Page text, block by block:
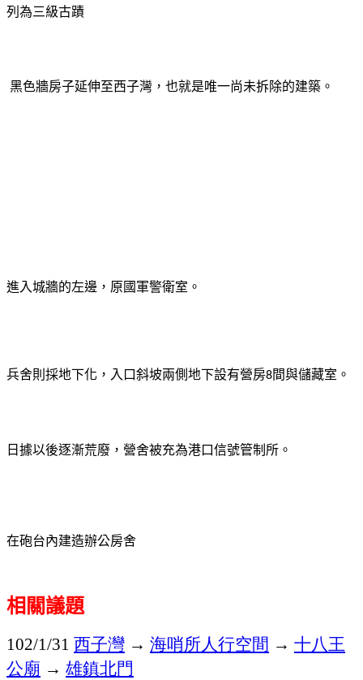
列為三級古蹟
黑色牆房子延伸至西子灣，也就是唯一尚未拆除的建築。
進入城牆的左邊， 原國軍警衛室。
兵舍則採地下化，入口斜坡兩側地下設有營房8間與儲藏室。
日據以後逐漸荒廢，營舍被充為港口信號管制所。
在砲台內建造辦公房舍
相關議題
102/1/31 西子灣 → 海哨所人行空間 → 十八王
公廟 → 雄鎮北門